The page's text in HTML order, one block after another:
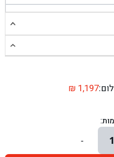
כביש 4 - פרדיס
עיילבון - עיילבון
₪ 1,197
1
-